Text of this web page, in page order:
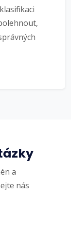
a
nás